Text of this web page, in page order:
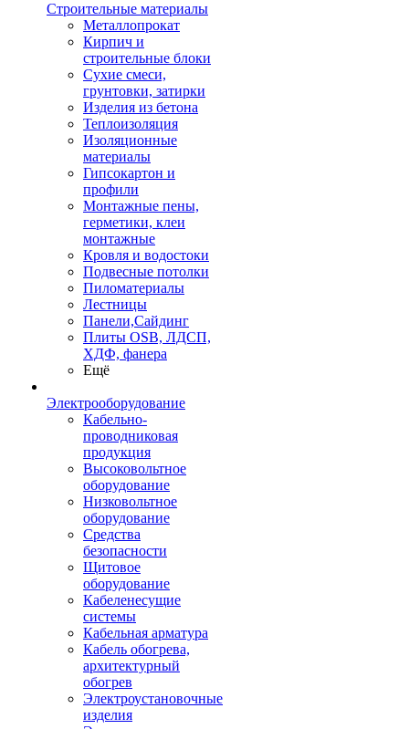
Строительные материалы
Металлопрокат
Кирпич и
строительные блоки
Сухие смеси,
грунтовки, затирки
Изделия из бетона
Теплоизоляция
Изоляционные
материалы
Гипсокартон и
профили
Монтажные пены,
герметики, клеи
монтажные
Кровля и водостоки
Подвесные потолки
Пиломатериалы
Лестницы
Панели,Сайдинг
Плиты OSB, ЛДСП,
ХДФ, фанера
Ещё
Электрооборудование
Кабельно-
проводниковая
продукция
Высоковольтное
оборудование
Низковольтное
оборудование
Средства
безопасности
Щитовое
оборудование
Кабеленесущие
системы
Кабельная арматура
Кабель обогрева,
архитектурный
обогрев
Электроустановочные
изделия